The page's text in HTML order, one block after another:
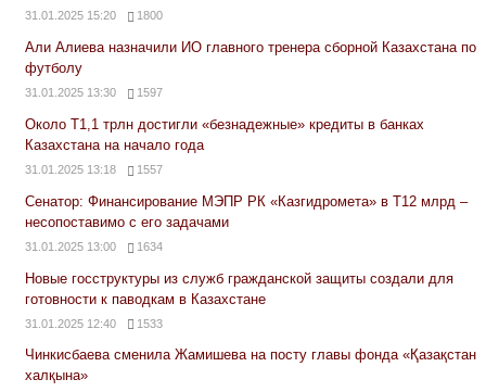
31.01.2025 15:20 1800
Али Алиева назначили ИО главного тренера сборной Казахстана по
футболу
31.01.2025 13:30 1597
Около Т1,1 трлн достигли «безнадежные» кредиты в банках
Казахстана на начало года
31.01.2025 13:18 1557
Сенатор: Финансирование МЭПР РК «Казгидромета» в Т12 млрд –
несопоставимо с его задачами
31.01.2025 13:00 1634
Новые госструктуры из служб гражданской защиты создали для
готовности к паводкам в Казахстане
31.01.2025 12:40 1533
Чинкисбаева сменила Жамишева на посту главы фонда «Қазақстан
халқына»